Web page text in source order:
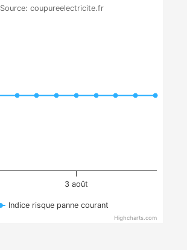
Source: coupureelectricite.fr
3 août
Indice risque panne courant
Highcharts.com